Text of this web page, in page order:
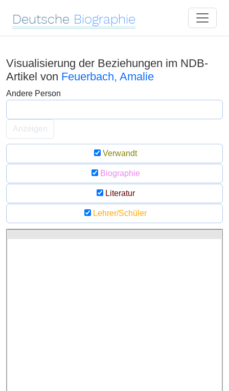
Deutsche Biographie
Visualisierung der Beziehungen im NDB-
Artikel von Feuerbach, Amalie
Andere Person
Anzeigen
Verwandt
Biographie
Literatur
Lehrer/Schüler